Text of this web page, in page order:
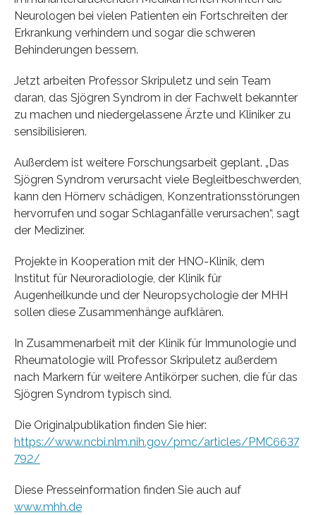
Neurologen bei vielen Patienten ein Fortschreiten der
Erkrankung verhindern und sogar die schweren
Behinderungen bessern.
Jetzt arbeiten Professor Skripuletz und sein Team
daran, das Sjögren Syndrom in der Fachwelt bekannter
zu machen und niedergelassene Ärzte und Kliniker zu
sensibilisieren.
Außerdem ist weitere Forschungsarbeit geplant. „Das
Sjögren Syndrom verursacht viele Begleitbeschwerden,
kann den Hörnerv schädigen, Konzentrationsstörungen
hervorrufen und sogar Schlaganfälle verursachen“, sagt
der Mediziner.
Projekte in Kooperation mit der HNO-Klinik, dem
Institut für Neuroradiologie, der Klinik für
Augenheilkunde und der Neuropsychologie der MHH
sollen diese Zusammenhänge aufklären.
In Zusammenarbeit mit der Klinik für Immunologie und
Rheumatologie will Professor Skripuletz außerdem
nach Markern für weitere Antikörper suchen, die für das
Sjögren Syndrom typisch sind.
Die Originalpublikation finden Sie hier:
https://www.ncbi.nlm.nih.gov/pmc/articles/PMC6637
792/
Diese Presseinformation finden Sie auch auf
www.mhh.de